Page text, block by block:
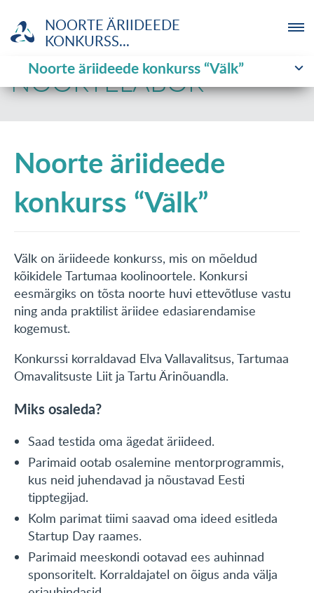
NOORTE ÄRIIDEEDE
KONKURSS...
ETTEVÕTJA
NOORTELABOR
INVESTOR
UUDISED
KOOLITUSED
KONTAKT
English
Noorte äriideede konkurss “Välk”
NOORTELABOR
Noorte äriideede
konkurss “Välk”
Välk on äriideede konkurss, mis on mõeldud
kõikidele Tartumaa koolinoortele. Konkursi
eesmärgiks on tõsta noorte huvi ettevõtluse vastu
ning anda praktilist äriidee edasiarendamise
kogemust.
Konkurssi korraldavad Elva Vallavalitsus, Tartumaa
Omavalitsuste Liit ja Tartu Ärinõuandla.
Miks osaleda?
Saad testida oma ägedat äriideed.
Parimaid ootab osalemine mentorprogrammis,
kus neid juhendavad ja nõustavad Eesti
tipptegijad.
Kolm parimat tiimi saavad oma ideed esitleda
Startup Day raames.
Parimaid meeskondi ootavad ees auhinnad
sponsoritelt. Korraldajatel on õigus anda välja